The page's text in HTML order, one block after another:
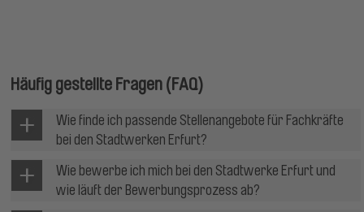
Häufig gestellte Fragen (FAQ)
Wie finde ich passende Stellenangebote für Fachkräfte
bei den Stadtwerken Erfurt?
Wie bewerbe ich mich bei den Stadtwerke Erfurt und
wie läuft der Bewerbungsprozess ab?